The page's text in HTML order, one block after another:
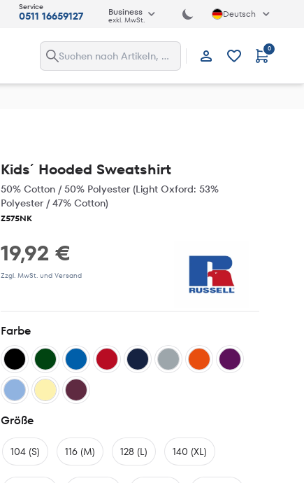
Service
0511 16659127 Business
exkl. MwSt. Deutsch
Anmelden
0
Kids´ Hooded Sweatshirt
50% Cotton / 50% Polyester (Light Oxford: 53%
Polyester / 47% Cotton)
Z575NK
19,92 €
Zzgl. MwSt. und Versand
Farbe
Größe
104 (S) 116 (M) 128 (L) 140 (XL)